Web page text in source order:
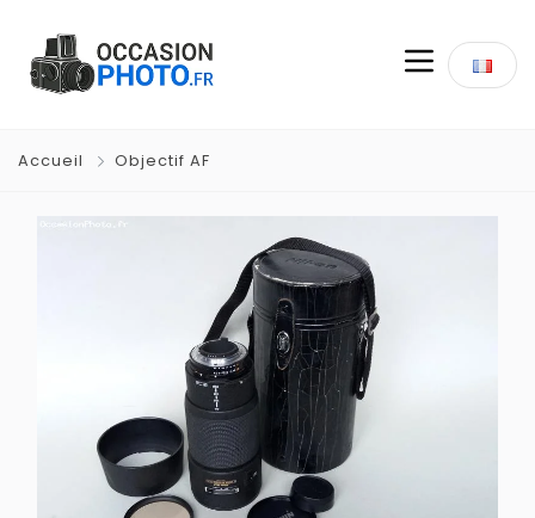
Accueil Objectif AF